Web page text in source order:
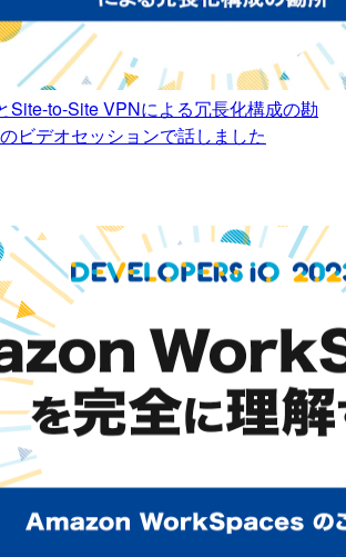
Site-to-Site VPNによる冗長化構成の勘
ビデオセッションで話しました